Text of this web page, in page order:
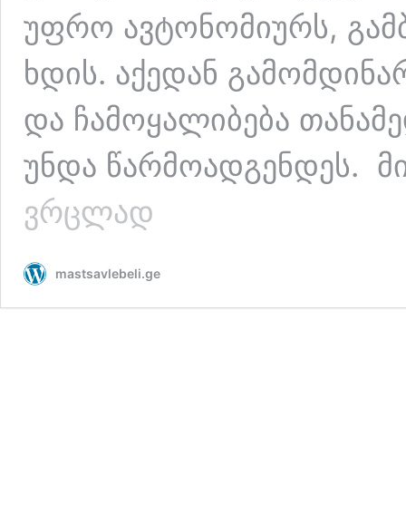
უფრო ავტონომიურს,
ხდის. აქედან
და ჩამოყალიბება
უნდა წარმოადგენდეს.
ვრცლად
მათი
mastsavlebeli.ge